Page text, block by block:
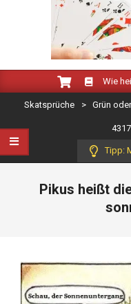
Navigation
Wie
Skatsprüche > Grün
Tipp:
Pikus heißt